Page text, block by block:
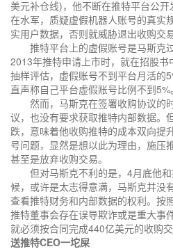
美元补仓线)，他不断在推特平台公
在水军，质疑虚假机器人账号的真实
实用户数据，否则就威胁退出收购交易
推特平台上的虚假账号是马斯克过
2013年推特申请上市时，就在招股
抽样评估，虚假账号不到平台月活的
直声称自己平台虚假账号比例不到5%。
然而，马斯克在签署收购协议的
议，也没有要求获取推特内部数据。
跌，意味着他收购推特的成本双向提
号问题，显然是想以此为理由，施压
甚至是放弃收购交易。
但对马斯克不利的是，4月底他和
候，或许是太志得意满，马斯克并没
查看推特财务和内部数据的权利。按
推特董事会存在误导欺诈或是重大事
就必须按合同完成440亿美元的收购交
送推特CEO一坨屎